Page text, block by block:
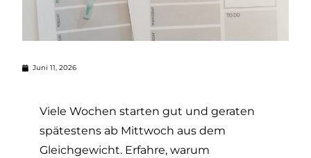
Juni 11, 2026
Viele Wochen starten gut und geraten
spätestens ab Mittwoch aus dem
Gleichgewicht. Erfahre, warum